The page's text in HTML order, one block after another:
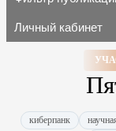
Личный кабинет
киберпанк